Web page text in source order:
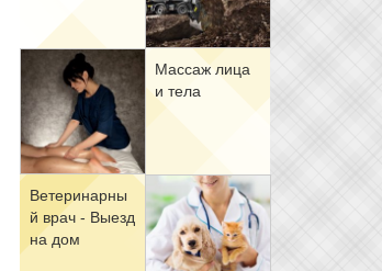
Мас­саж ли­ца
и те­ла
Ве­те­ри­нар­ны
й врач - Вы­езд
на дом